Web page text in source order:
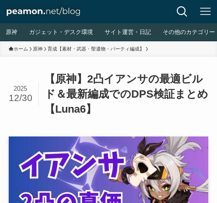
原神 ガジェット・デスク環境 サイト運営・日記 その他のカテゴリー
ホーム 原神 育成【素材・武器・聖遺物・パーティ編成】
【原神】2凸イアンサの最適ビル
ド＆最新編成でのDPS検証まとめ
【Luna6】
2025
12/30